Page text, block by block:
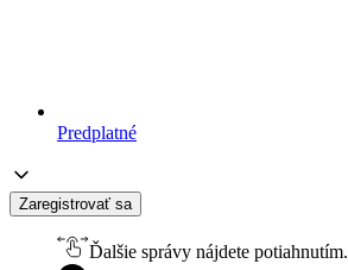
Predplatné
Zaregistrovať sa
Ďalšie správy nájdete potiahnutím.